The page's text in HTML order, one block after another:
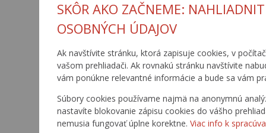
SKÔR AKO ZAČNEME:
OSOBNÝCH ÚDAJOV
Ak navštívite stránku, ktorá zapisuje cookies, v
vašom prehliadači. Ak rovnakú stránku navštívite
vám ponúkne relevantné informácie a bude sa vám
Súbory cookies používame najmä na anonymnú
nastavíte blokovanie zápisu cookies do vášho
nemusia fungovať úplne korektne. Viac info k